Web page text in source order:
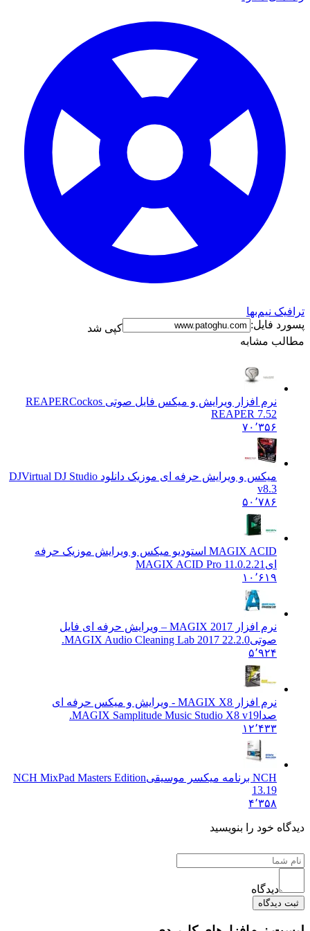
نیم‌بها
فایل:
کپی شد
مشابه
نرم افزار ویرایش و میکس فایل صوتی REAPERCockos
REAPER 7.52
۷۰٬۳۵۶
میکس و ویرایش حرفه ای موزیک دانلود DJ Virtual DJ Studio
۵۰٬۷۸۶
MAGIX ACID استودیو میکس و ویرایش موزیک حرفه
MAGIX ACID Pro 11.0.2.21
۱۰٬۶۱۹
نرم افزار MAGIX 2017 – ویرایش حرفه ای فایل
MAGIX Audio Cleaning Lab 2017 22.2.0.
نرم افزار MAGIX X8 - ویرایش و میکس حرفه ای
MAGIX Samplitude Music Studio X8 v19.
۱۲٬۴۳۳
NCH MixPad Masters Edition
خود را بنویسید
دیدگاه